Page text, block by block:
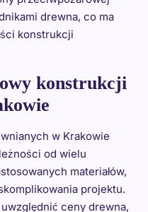
drewna, co ma
konstrukcji
konstrukcji
w Krakowie
od wielu
materiałów,
projektu.
ceny drewna,